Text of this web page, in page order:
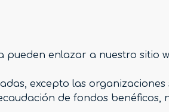
enlazar a nuestro sitio
excepto las
de fondos